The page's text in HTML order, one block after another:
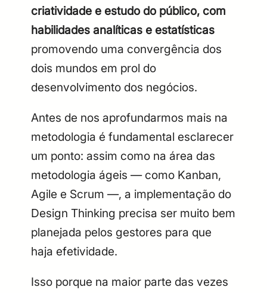
criatividade e estudo do público, com
habilidades analíticas e estatísticas
promovendo uma convergência dos
dois mundos em prol do
desenvolvimento dos negócios.
Antes de nos aprofundarmos mais na
metodologia é fundamental esclarecer
um ponto: assim como na área das
metodologia ágeis — como Kanban,
Agile e Scrum —, a implementação do
Design Thinking precisa ser muito bem
planejada pelos gestores para que
haja efetividade.
Isso porque na maior parte das vezes